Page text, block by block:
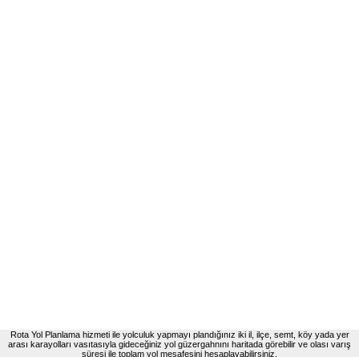
Rota Yol Planlama hizmeti ile yolculuk yapmayı plandığınız iki il, ilçe, semt, köy yada yer
arası karayolları vasıtasıyla gideceğiniz yol güzergahnını haritada görebilir ve olası varış
süresi ile toplam yol mesafesini hesaplayabilirsiniz.